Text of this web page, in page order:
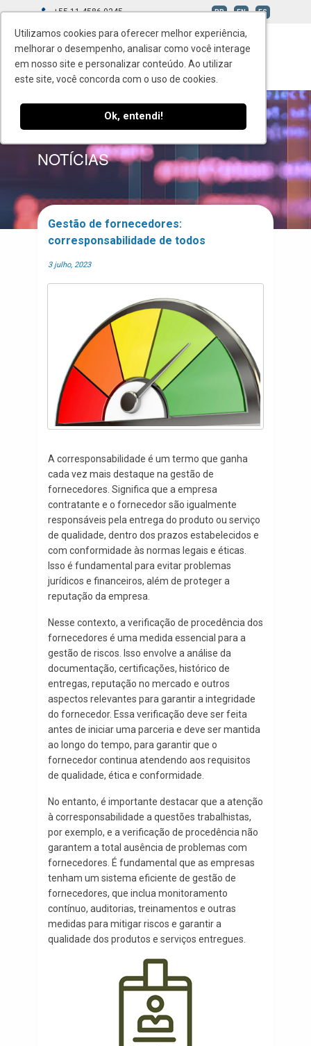
Utilizamos cookies para oferecer melhor experiência,
melhorar o desempenho, analisar como você interage
em nosso site e personalizar conteúdo. Ao utilizar
este site, você concorda com o uso de cookies.
Ok, entendi!
Utilizamos cookies para oferecer melhor experiência,
melhorar o desempenho, analisar como você interage
em nosso site e personalizar conteúdo. Ao utilizar
este site, você concorda com o uso de cookies.
Ok, entendi!
+55 11 4586-0245 BR EN ES
BLOG
NOTÍCIAS
Gestão de fornecedores:
corresponsabilidade de todos
3 julho, 2023
A corresponsabilidade é um termo que ganha
cada vez mais destaque na gestão de
fornecedores. Significa que a empresa
contratante e o fornecedor são igualmente
responsáveis pela entrega do produto ou serviço
de qualidade, dentro dos prazos estabelecidos e
com conformidade às normas legais e éticas.
Isso é fundamental para evitar problemas
jurídicos e financeiros, além de proteger a
reputação da empresa.
Nesse contexto, a verificação de procedência dos
fornecedores é uma medida essencial para a
gestão de riscos. Isso envolve a análise da
documentação, certificações, histórico de
entregas, reputação no mercado e outros
aspectos relevantes para garantir a integridade
do fornecedor. Essa verificação deve ser feita
antes de iniciar uma parceria e deve ser mantida
ao longo do tempo, para garantir que o
fornecedor continua atendendo aos requisitos
de qualidade, ética e conformidade.
No entanto, é importante destacar que a atenção
à corresponsabilidade a questões trabalhistas,
por exemplo, e a verificação de procedência não
garantem a total ausência de problemas com
fornecedores. É fundamental que as empresas
tenham um sistema eficiente de gestão de
fornecedores, que inclua monitoramento
contínuo, auditorias, treinamentos e outras
medidas para mitigar riscos e garantir a
qualidade dos produtos e serviços entregues.